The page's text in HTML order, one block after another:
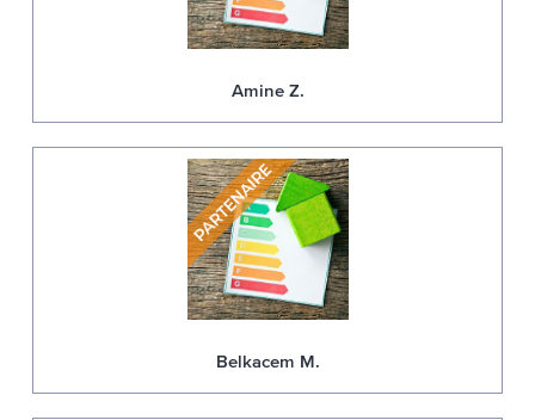
Amine Z.
Belkacem M.